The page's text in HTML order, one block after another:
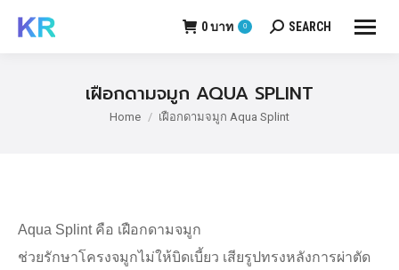
0บาท 0 Search:
SEARCH
เฝือกดามจมูก AQUA SPLINT
You are here:
Home เฝือกดามจมูก Aqua Splint
Aqua Splint คือ เฝือกดามจมูก
ช่วยรักษาโครงจมูกไม่ให้บิดเบี้ยว เสียรูปทรงหลังการผ่าตัด